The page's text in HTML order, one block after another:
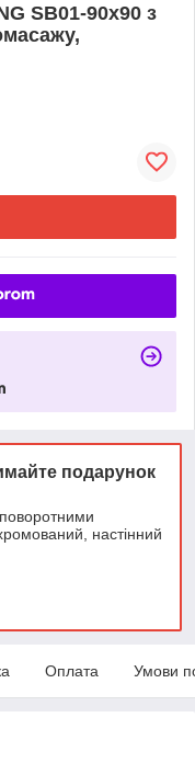
SB01-90x90 з
подарунок
настінний
Оплата Умови